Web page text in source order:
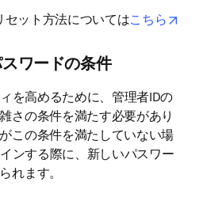
ット方法についてはこちら
ワードの条件
を高めるために、管理者IDの
さの条件を満たす必要があり
この条件を満たしていない場
ンする際に、新しいパスワー
れます。